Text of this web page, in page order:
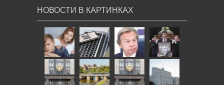
НОВОСТИ В КАРТИНКАХ